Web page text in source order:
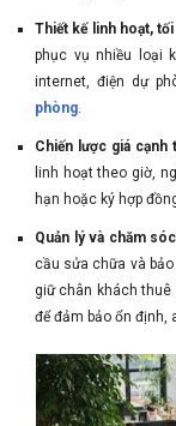
Thiết kế linh hoạt,
phục vụ nhiều loại
internet, điện dự
phòng.
Chiến lược giá cạnh
linh hoạt theo giờ,
hạn hoặc ký hợp
Quản lý và chăm
cầu sửa chữa và
giữ chân khách thuê
để đảm bảo ổn định,